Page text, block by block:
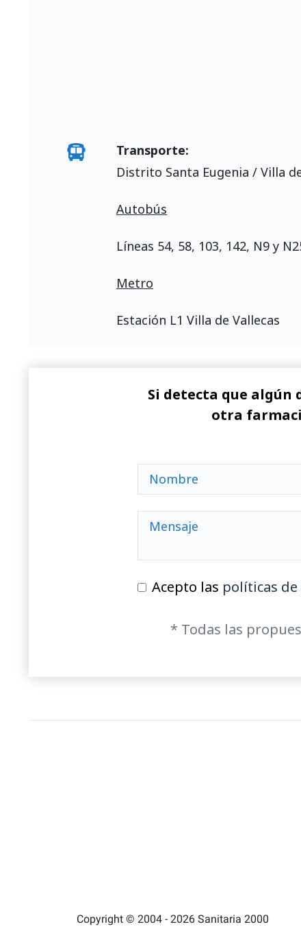
Transporte:
Distrito Santa Eugenia / Villa
Autobús
Líneas 54, 58, 103, 142, N9 y
Metro
Estación L1 Villa de Vallecas
Si detecta que algún
otra
Acepto las políticas
* Todas las
Copyright © 2004 - 2026 Sanitaria 2000